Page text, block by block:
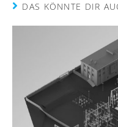
DAS KÖNNTE DIR